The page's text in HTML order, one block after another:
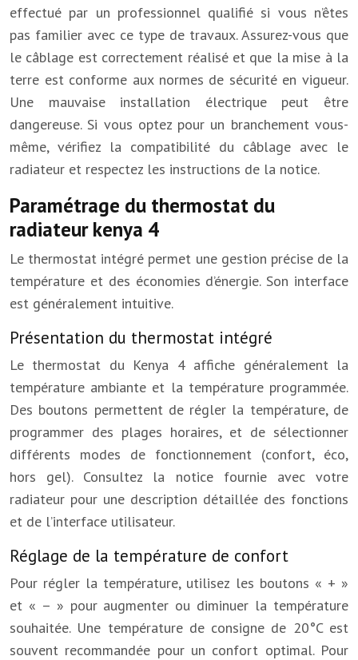
effectué par un professionnel qualifié si vous n’êtes
pas familier avec ce type de travaux. Assurez-vous que
le câblage est correctement réalisé et que la mise à la
terre est conforme aux normes de sécurité en vigueur.
Une mauvaise installation électrique peut être
dangereuse. Si vous optez pour un branchement vous-
même, vérifiez la compatibilité du câblage avec le
radiateur et respectez les instructions de la notice.
Paramétrage du thermostat du
radiateur kenya 4
Le thermostat intégré permet une gestion précise de la
température et des économies d’énergie. Son interface
est généralement intuitive.
Présentation du thermostat intégré
Le thermostat du Kenya 4 affiche généralement la
température ambiante et la température programmée.
Des boutons permettent de régler la température, de
programmer des plages horaires, et de sélectionner
différents modes de fonctionnement (confort, éco,
hors gel). Consultez la notice fournie avec votre
radiateur pour une description détaillée des fonctions
et de l’interface utilisateur.
Réglage de la température de confort
Pour régler la température, utilisez les boutons « + »
et « – » pour augmenter ou diminuer la température
souhaitée. Une température de consigne de 20°C est
souvent recommandée pour un confort optimal. Pour